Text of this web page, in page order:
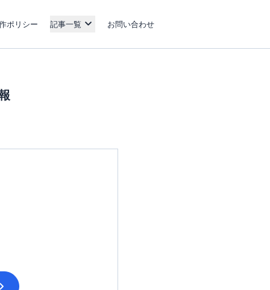
ポリシー 記事一覧 お問い合わせ